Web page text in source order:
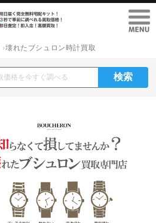
壊れたブシュロン時計買取